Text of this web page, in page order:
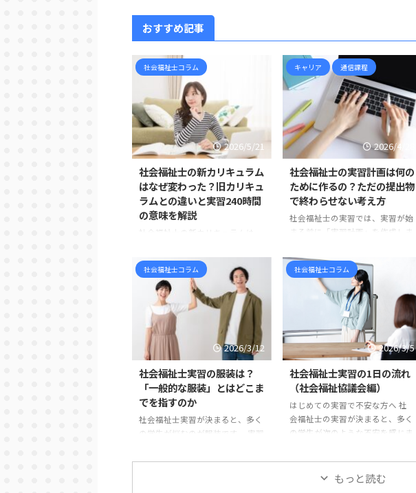
おすすめ記事
社会福祉士コラム
2026/5/21
社会福祉士の新カリキュラム
はなぜ変わった？旧カリキュ
ラムとの違いと実習240時間
の意味を解説
社会福祉士の新カリキュラムは、
士を目指して情報収集をしている
と、 「新カリキュラム」「旧カ
リキュラム」「相談援助実習」
「ソーシャルワーク実習」「実習
180時間」「実習240時間」 とい
った言葉が出てきて、混乱してし
まう方も多いのではないでしょう
か。 まず整理しておくと、社会
福祉士の新カリキュラムは、令和
3年度、つまり2021年度入学者か
ら順次導入されています。 また、
国家試験については、令和6年
度、つまり2024年度に実施された
キャリア 通信課程
2026/4/28
社会福祉士の実習計画は何の
ために作るの？ただの提出物
で終わらせない考え方
社会福祉士の実習では、実習が始
まる前に「実習計画」を作成しま
「学校のカリキュラムに入ってい
るから作るもの」「とりあえず提
出しなければならないもの」「何
を書けばよいのか分からないけれ
ど、形だけ整えるもの」 と感じて
いる方も多いのではないでしょう
か。 たしかに、実習計画は学校
から提出を求められる書類の一つ
です。そのため、どうしても“課
題”や“提出物”として捉えられが
ちです。 しかし実際には、実習計
画には思っている以上に大切な意
味があります。 実習計画は、社会
社会福祉士コラム
2026/3/12
社会福祉士実習の服装は？
「一般的な服装」とはどこま
でを指すのか
社会福祉士実習が決まると、多く
の学生が悩むのが服装です。 実習
で大丈夫です」「常識の範囲でお
社会福祉士コラム
2026/3/5
社会福祉士実習の1日の流れ
（社会福祉協議会編）
はじめての実習で不安な方へ 社
会福祉士の実習が決まると、多く
の学生が次のような不安を感じま
するのだろう」「社会福祉協議会
の実習は忙しいのだろうか」「実
もっと読む